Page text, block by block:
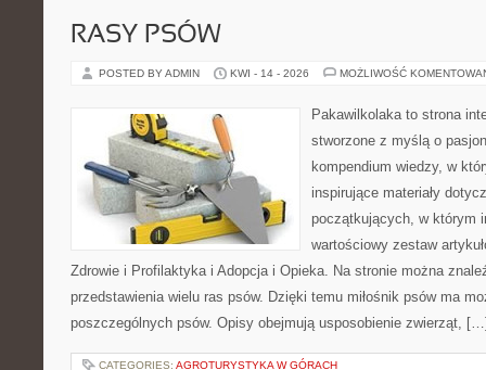
RASY PSÓW
POSTED BY ADMIN KWI - 14 - 2026 MOŻLIWOŚĆ
Pakawilkolaka to strona
stworzone z myślą o
kompendium wiedzy, w
inspirujące materiały
początkujących, w którym
wartościowy zestaw
Zdrowie i Profilaktyka i Adopcja i Opieka. Na stronie można
przedstawienia wielu ras psów. Dzięki temu miłośnik psów ma
poszczególnych psów. Opisy obejmują usposobienie zwierząt,
CATEGORIES: AGROTURYSTYKA W GÓRACH